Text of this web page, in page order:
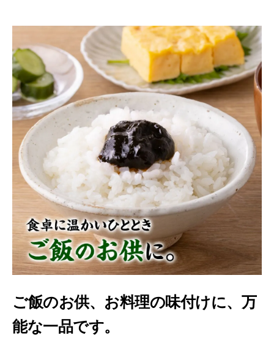
ご飯のお供、お料理の味付けに、万
能な一品です。